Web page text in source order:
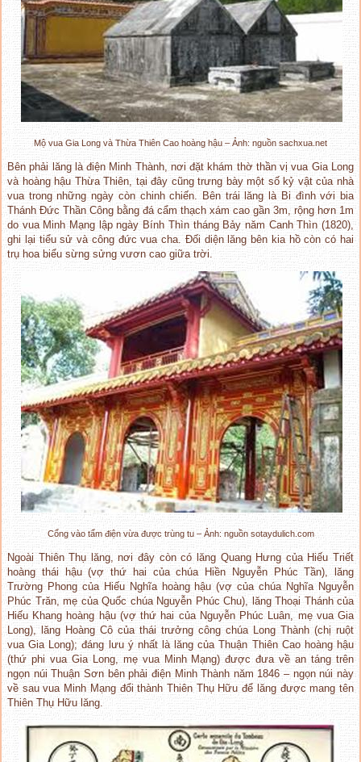
Mộ vua Gia Long và Thừa Thiên Cao hoàng hậu – Ảnh: nguồn sachxua.net
Bên phải lăng là điện Minh Thành, nơi đặt khám thờ thần vị vua Gia Long
và hoàng hậu Thừa Thiên, tại đây cũng trưng bày một số kỷ vật của nhà
vua trong những ngày còn chinh chiến. Bên trái lăng là Bi đình với bia
Thánh Đức Thần Công bằng đá cẩm thạch xám cao gần 3m, rộng hơn 1m
do vua Minh Mạng lập ngày Bính Thìn tháng Bảy năm Canh Thìn (1820),
ghi lại tiểu sử và công đức vua cha. Đối diện lăng bên kia hồ còn có hai
trụ hoa biểu sừng sửng vươn cao giữa trời.
Cổng vào tẩm điện vừa được trùng tu – Ảnh: nguồn sotaydulich.com
Ngoài Thiên Thụ lăng, nơi đây còn có lăng Quang Hưng của Hiếu Triết
hoàng thái hậu (vợ thứ hai của chúa Hiền Nguyễn Phúc Tần), lăng
Trường Phong của Hiếu Nghĩa hoàng hậu (vợ của chúa Nghĩa Nguyễn
Phúc Trăn, mẹ của Quốc chúa Nguyễn Phúc Chu), lăng Thoại Thánh của
Hiếu Khang hoàng hậu (vợ thứ hai của Nguyễn Phúc Luân, mẹ vua Gia
Long), lăng Hoàng Cô của thái trưởng công chúa Long Thành (chị ruột
vua Gia Long); đáng lưu ý nhất là lăng của Thuận Thiên Cao hoàng hậu
(thứ phi vua Gia Long, mẹ vua Minh Mạng) được đưa về an táng trên
ngọn núi Thuận Sơn bên phải điện Minh Thành năm 1846 – ngọn núi này
về sau vua Minh Mạng đổi thành Thiên Thụ Hữu để lăng được mang tên
Thiên Thụ Hữu lăng.